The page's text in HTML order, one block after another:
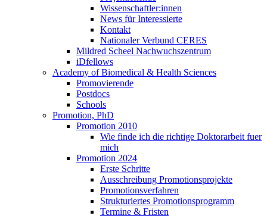
Wissenschaftler:innen
News für Interessierte
Kontakt
Nationaler Verbund CERES
Mildred Scheel Nachwuchszentrum
iDfellows
Academy of Biomedical & Health Sciences
Promovierende
Postdocs
Schools
Promotion, PhD
Promotion 2010
Wie finde ich die richtige Doktorarbeit fuer
mich
Promotion 2024
Erste Schritte
Ausschreibung Promotionsprojekte
Promotionsverfahren
Strukturiertes Promotionsprogramm
Termine & Fristen